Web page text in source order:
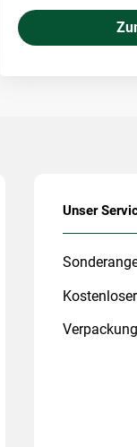
Unser